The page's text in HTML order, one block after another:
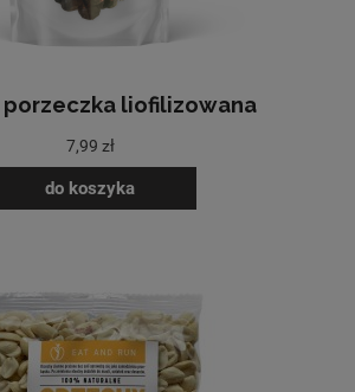
porzeczka liofilizowana
7,99 zł
do koszyka